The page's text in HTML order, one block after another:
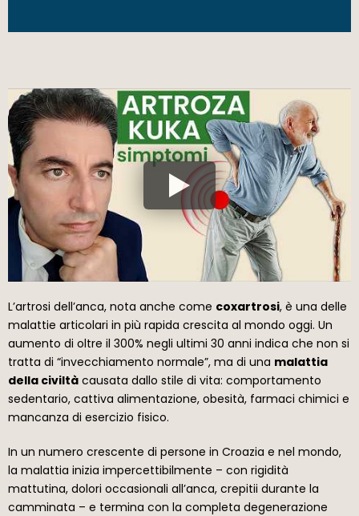
L’artrosi dell’anca, nota anche come coxartrosi, è una delle
malattie articolari in più rapida crescita al mondo oggi. Un
aumento di oltre il 300% negli ultimi 30 anni indica che non si
tratta di “invecchiamento normale”, ma di una malattia
della civiltà causata dallo stile di vita: comportamento
sedentario, cattiva alimentazione, obesità, farmaci chimici e
mancanza di esercizio fisico.
In un numero crescente di persone in Croazia e nel mondo,
la malattia inizia impercettibilmente – con rigidità
mattutina, dolori occasionali all’anca, crepitii durante la
camminata – e termina con la completa degenerazione